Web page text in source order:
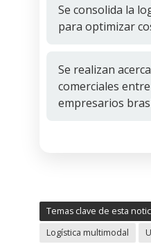
Se consolida la
para optimizar
Se realizan
comerciales entre
empresarios
Temas clave de esta
Logística multimodal